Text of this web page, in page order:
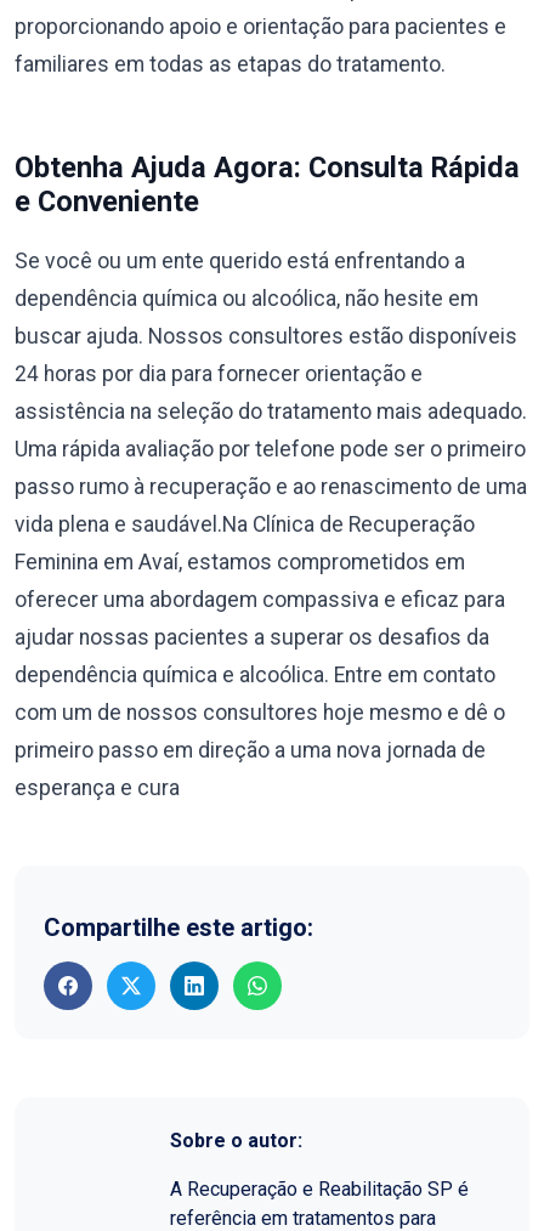
proporcionando apoio e orientação para pacientes e
familiares em todas as etapas do tratamento.
Obtenha Ajuda Agora: Consulta Rápida
e Conveniente
Se você ou um ente querido está enfrentando a
dependência química ou alcoólica, não hesite em
buscar ajuda. Nossos consultores estão disponíveis
24 horas por dia para fornecer orientação e
assistência na seleção do tratamento mais adequado.
Uma rápida avaliação por telefone pode ser o primeiro
passo rumo à recuperação e ao renascimento de uma
vida plena e saudável.Na Clínica de Recuperação
Feminina em Avaí, estamos comprometidos em
oferecer uma abordagem compassiva e eficaz para
ajudar nossas pacientes a superar os desafios da
dependência química e alcoólica. Entre em contato
com um de nossos consultores hoje mesmo e dê o
primeiro passo em direção a uma nova jornada de
esperança e cura
Compartilhe este artigo:
Sobre o autor:
A Recuperação e Reabilitação SP é
referência em tratamentos para